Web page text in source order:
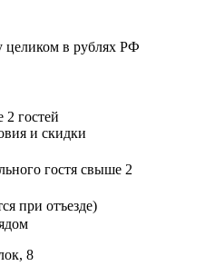
целиком в рублях РФ
2 гостей
и скидки
гостя свыше 2
при отъезде)
8